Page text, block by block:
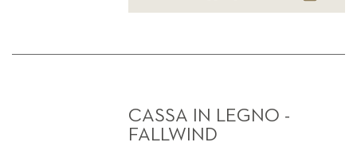
CASSA IN LEGNO -
FALLWIND